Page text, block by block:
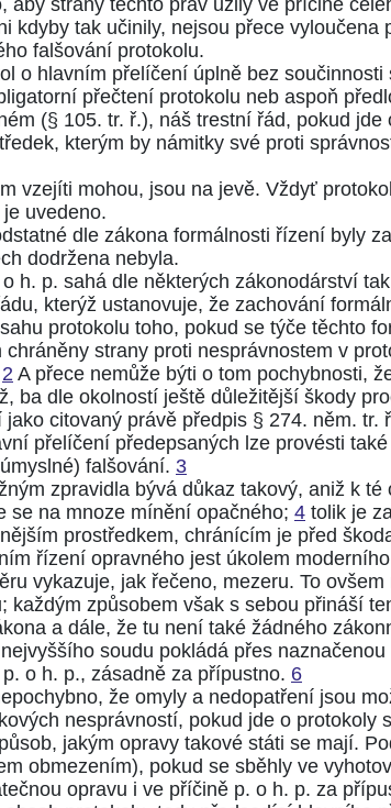
strany těchto práv užily ve příčině
kdyby tak učinily, nejsou přece
falšování protokolu.
o hlavním přelíčení úplně bez
přečtení protokolu neb aspoň
(§ 105. tr. ř.), náš trestní řád, pokud
kterým by námitky své proti
vzejíti mohou, jsou na jevě. Vždyť
uvedeno.
dle zákona formálnosti řízení byly
dodržena nebyla.
h. p. sahá dle některých zákonodárství
, kterýž ustanovuje, že zachování
protokolu toho, pokud se týče těchto
strany proti nesprávnostem v
2 A přece nemůže býti o tom pochybnosti,
ba dle okolností ještě důležitější škody
citovaný právě předpis § 274. něm. tr.
přelíčení předepsaných lze provésti
falšování. 3
zpravidla bývá důkaz takový, aniž k
se na mnoze mínění opačného; 4 tolik je
prostředkem, chránícím je před
řízení opravného jest úkolem
vykazuje, jak řečeno, mezeru. To
způsobem však s sebou přináší
a dále, že tu není také žádného
soudu pokládá přes
o h. p., zásadně za přípustno. 6
že omyly a nedopatření jsou
nesprávností, pokud jde o protokoly
jakým opravy takové státi se mají.
obmezením), pokud se sběhly ve
opravu i ve příčině p. o h. p. za